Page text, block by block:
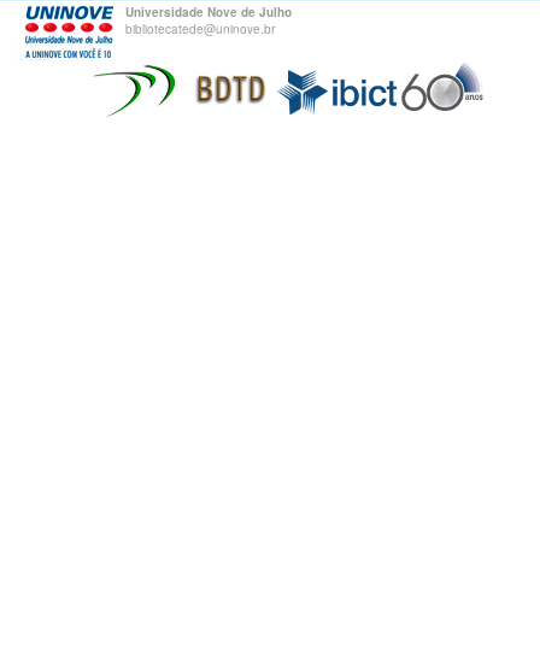
Universidade Nove de Julho
bibliotecatede@uninove.br